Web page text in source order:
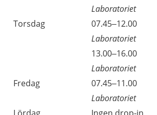
Laboratoriet
Torsdag
07.45–12.00
Laboratoriet
13.00–16.00
Laboratoriet
Fredag
07.45–11.00
Laboratoriet